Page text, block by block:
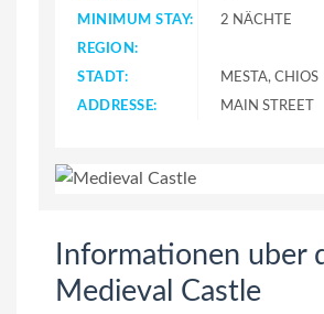
MINIMUM STAY:
2 NÄCHTE
REGION:
STADT:
MESTA, CHIOS
ADDRESSE:
MAIN STREET
Informationen uber
Medieval Castle